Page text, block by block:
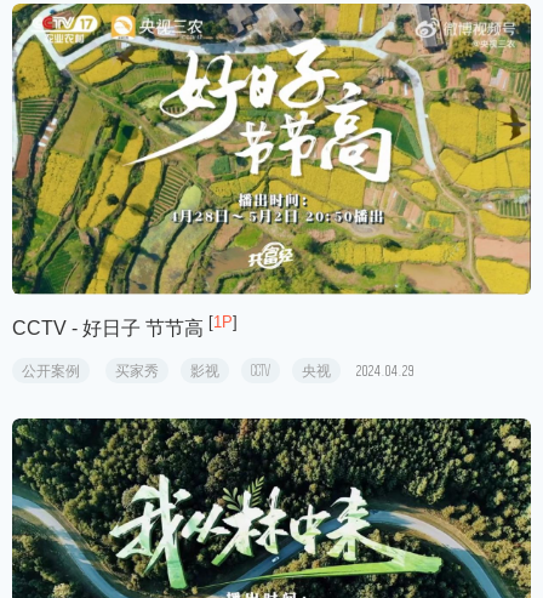
CCTV - 好日子 节节高 [1P]
公开案例 买家秀 影视 CCTV 央视 2024.04.29